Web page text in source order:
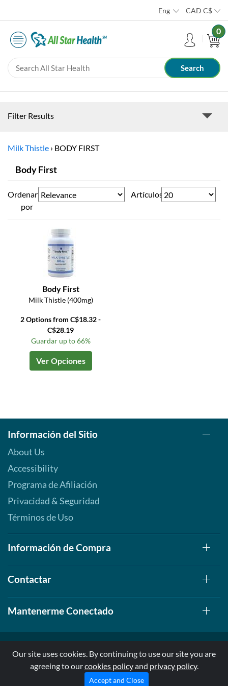
Eng CAD C$
0
Filter Results
Milk Thistle › BODY FIRST
Body First
Ordenar
por
Artículos
Body First
Milk Thistle (400mg)
2 Options from C$18.32 -
C$28.19
Guardar up to 66%
Ver Opciones
Información del Sitio
About Us
Accessibility
Programa de Afiliación
Privacidad & Seguridad
Términos de Uso
Información de Compra
Contactar
Mantenerme Conectado
© 1999-2026, AllStarHealth.com | All Rights Reserved
* Estas declaraciones no han sido evaluadas por la FDA
Our site uses cookies. By continuing to use our site you are
agreeing to ourcookies policyand privacy policy.
Accept and Close